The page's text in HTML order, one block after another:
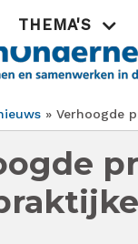
THEMA'S
Verhoogde